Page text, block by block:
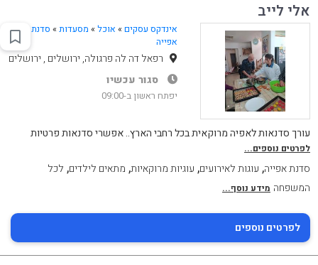
אלי לייב
אינדקס עסקים » אוכל» מסעדות» סדנת
אפייה
רפאל דה לה פרגולה, ירושלים , ירושלים
סגור עכשיו
יפתח ראשון ב-09:00
עורך סדנאות לאפיה מרוקאית בכל רחבי הארץ.. אפשרי סדנאות פרטיות
לפרטים נוספים...
סדנת אפייה, עוגות לאירועים, עוגיות מרוקאיות, מתאים לילדים, לכל
המשפחה מידע נוסף...
לפרטים נוספים